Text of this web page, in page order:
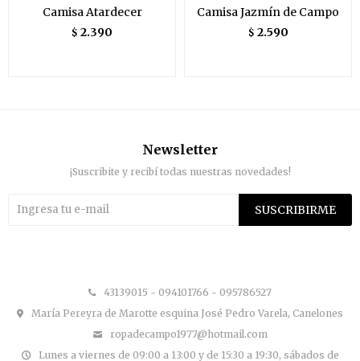
Camisa Atardecer
$ 2.390
Camisa Jazmín de Campo
$ 2.590
43139015 - 094101766 - 095786527
María Pereyra de Marotte esquina José Pedro Varela, Canelones
ropadecampo1977@hotmail.com
Lunes a viernes de 09:00 a 13:00 y de 15:30 a 19:30, sábados de
Newsletter
¡Suscribite y recibí todas nuestras novedades!
SUSCRIBIRME